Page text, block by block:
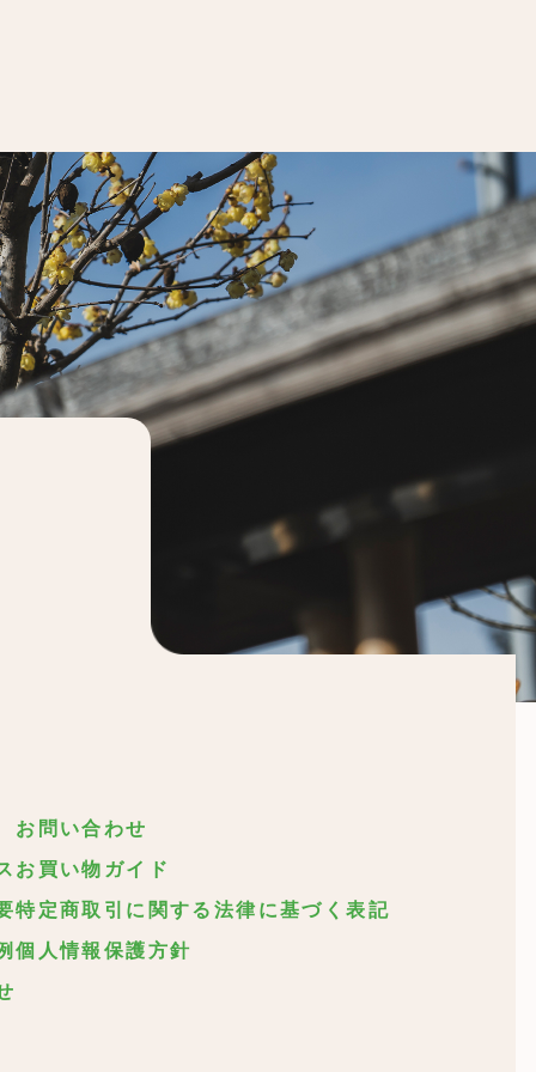
お問い合わせ
お買い物ガイド
特定商取引に関する法律に基づく表記
個人情報保護方針